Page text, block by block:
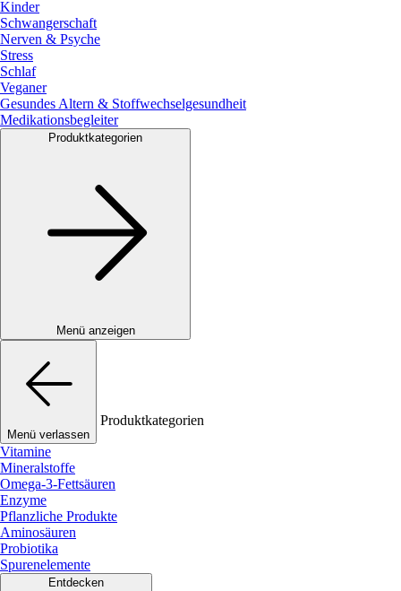
Kinder
Schwangerschaft
Nerven & Psyche
Stress
Schlaf
Veganer
Gesundes Altern & Stoffwechselgesundheit
Medikationsbegleiter
Produktkategorien
Menü anzeigen
Menü verlassen
Produktkategorien
Vitamine
Mineralstoffe
Omega-3-Fettsäuren
Enzyme
Pflanzliche Produkte
Aminosäuren
Probiotika
Spurenelemente
Entdecken